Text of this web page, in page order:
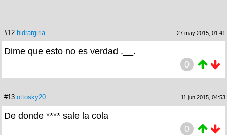
#12 hidrargiria 27 may 2015, 01:41
Dime que esto no es verdad .__.
0
#13 ottosky20 11 jun 2015, 04:53
De donde **** sale la cola
0